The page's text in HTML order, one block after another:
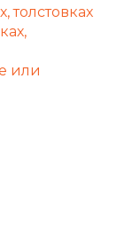
толстовках
или